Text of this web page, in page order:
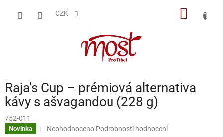
CZK
Raja's Cup – prémiová alternativa
kávy s ašvagandou (228 g)
752-011
Novinka
Průměrné
Neohodnoceno Podrobnosti hodnocení